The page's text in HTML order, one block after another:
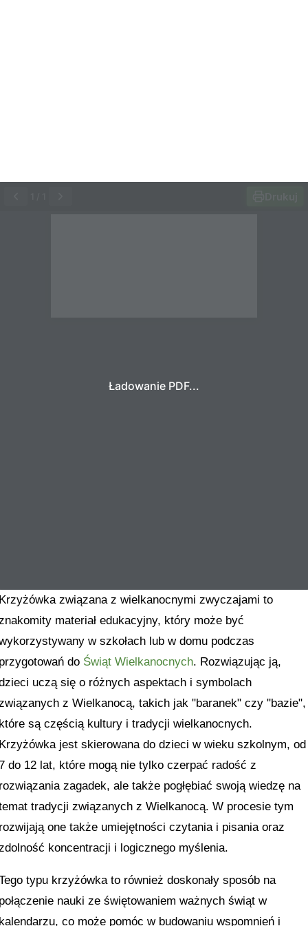
Ładowanie PDF...
związana z wielkanocnymi zwyczajami to
materiał edukacyjny, który może być
w szkołach lub w domu podczas
do Świąt Wielkanocnych. Rozwiązując ją,
uczą się o różnych aspektach i symbolach
z Wielkanocą, takich jak "baranek" czy "bazie",
są częścią kultury i tradycji wielkanocnych.
jest skierowana do dzieci w wieku szkolnym, od
do 12 lat, które mogą nie tylko czerpać radość z
zagadek, ale także pogłębiać swoją wiedzę na
tradycji związanych z Wielkanocą. W procesie tym
one także umiejętności czytania i pisania oraz
koncentracji i logicznego myślenia.
typu krzyżówka to również doskonały sposób na
nauki ze świętowaniem ważnych świąt w
co może pomóc w budowaniu wspomnień i